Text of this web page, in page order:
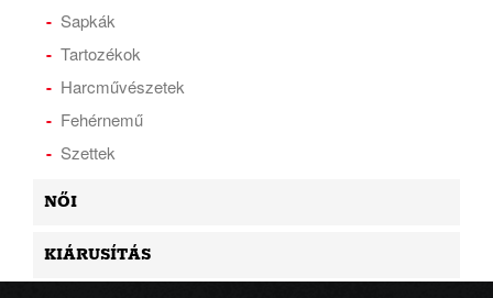
Sapkák
Tartozékok
Harcművészetek
Fehérnemű
Szettek
NŐI
KIÁRUSÍTÁS